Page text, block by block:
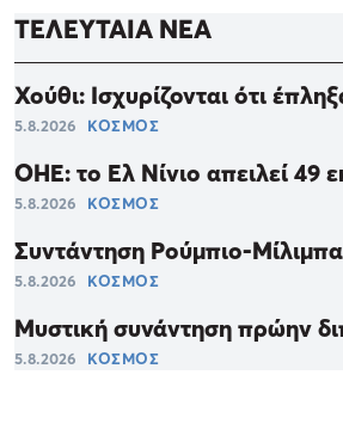
ΤΕΛΕΥΤΑΙΑ ΝΕΑ
Χούθι: Ισχυρίζονται ότι
5.8.2026 ΚΟΣΜΟΣ
ΟΗΕ: το Ελ Νίνιο απειλεί 49
5.8.2026 ΚΟΣΜΟΣ
Συντάντηση Ρούμπιο-
5.8.2026 ΚΟΣΜΟΣ
Μυστική συνάντηση πρώην
5.8.2026 ΚΟΣΜΟΣ